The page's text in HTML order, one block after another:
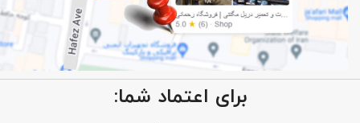
برای اعتماد شما: